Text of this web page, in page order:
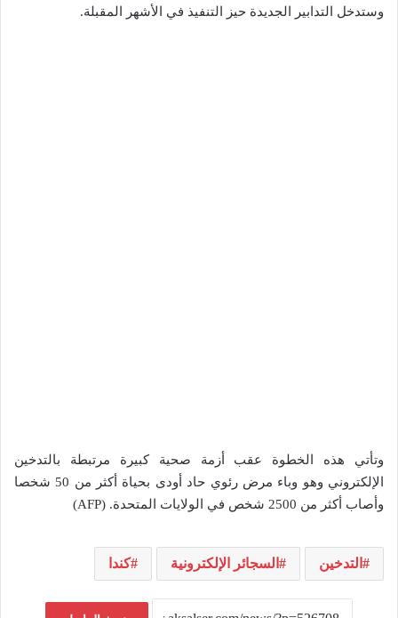
وستدخل التدابير الجديدة حيز التنفيذ في الأشهر المقبلة.
وتأتي هذه الخطوة عقب أزمة صحية كبيرة مرتبطة بالتدخين
الإلكتروني وهو وباء مرض رئوي حاد أودى بحياة أكثر من 50 شخصا
وأصاب أكثر من 2500 شخص في الولايات المتحدة. (AFP)
التدخين السجائر الإلكترونية كندا